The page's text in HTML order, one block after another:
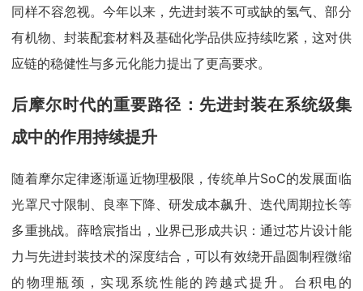
同样不容忽视。今年以来，先进封装不可或缺的氢气、部分
有机物、封装配套材料及基础化学品供应持续吃紧，这对供
应链的稳健性与多元化能力提出了更高要求。
后摩尔时代的重要路径：先进封装在系统级集
成中的作用持续提升
随着摩尔定律逐渐逼近物理极限，传统单片SoC的发展面临
光罩尺寸限制、良率下降、研发成本飙升、迭代周期拉长等
多重挑战。薛晗宸指出，业界已形成共识：通过芯片设计能
力与先进封装技术的深度结合，可以有效绕开晶圆制程微缩
的物理瓶颈，实现系统性能的跨越式提升。台积电的